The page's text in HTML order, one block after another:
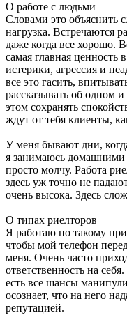
О работе с людьми
Словами это объяснить
нагрузка. Встречаются
даже когда все хорошо.
самая главная
истерики, агрессия и
все это гасить,
рассказывать об одном
этом сохранять
ждут от тебя клиенты,
У меня бывают дни,
я занимаюсь
просто молчу. Работа
здесь уж точно не
очень высока. Здесь
О типах риелторов
Я работаю по такому
чтобы мой телефон
меня. Очень часто
ответственность на
есть все шансы
осознает, что на него
репутацией.